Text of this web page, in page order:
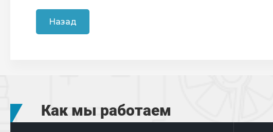
Назад
Как мы работаем